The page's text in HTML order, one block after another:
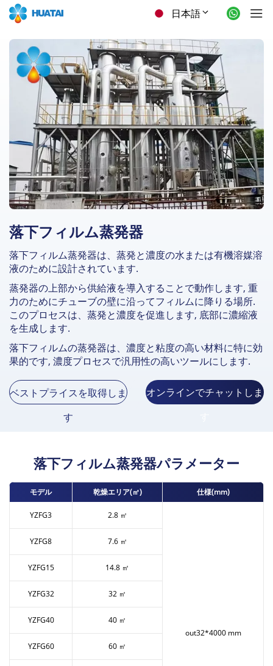
日本語
落下フィルム蒸発器
落下フィルム蒸発器は、蒸発と濃度の水または有機溶媒溶
液のために設計されています.
蒸発器の上部から供給液を導入することで動作します, 重
力のためにチューブの壁に沿ってフィルムに降りる場所.
このプロセスは、蒸発と濃度を促進します, 底部に濃縮液
を生成します.
落下フィルムの蒸発器は、濃度と粘度の高い材料に特に効
果的です, 濃度プロセスで汎用性の高いツールにします.
ベストプライスを取得しま
す
オンラインでチャットしま
落下フィルム蒸発器パラメーター
モデル 乾燥エリア(㎡) 仕様(mm)
YZFG3 2.8 ㎡
out32*4000 mm
YZFG8 7.6 ㎡
YZFG15 14.8 ㎡
YZFG32 32 ㎡
YZFG40 40 ㎡
YZFG60 60 ㎡